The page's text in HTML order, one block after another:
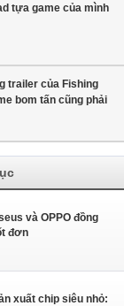
tựa game của mình
trailer của Fishing
bom tấn cũng phải
và OPPO đồng
đơn
xuất chip siêu nhỏ: